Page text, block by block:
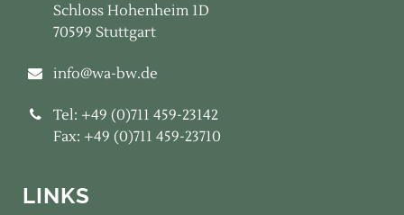
Schloss Hohenheim 1D
70599 Stuttgart
info@wa-bw.de
Tel: +49 (0)711 459-23142
Fax: +49 (0)711 459-23710
LINKS